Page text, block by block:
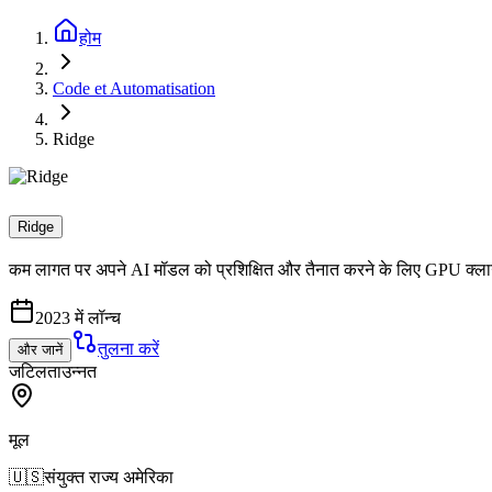
होम
Code et Automatisation
Ridge
Ridge
कम लागत पर अपने AI मॉडल को प्रशिक्षित और तैनात करने के लिए GPU
2023 में लॉन्च
और जानें
तुलना करें
जटिलताउन्नत
मूल
🇺🇸संयुक्त राज्य अमेरिका